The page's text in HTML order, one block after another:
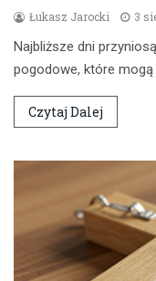
Łukasz Jarocki 3
Najbliższe dni
pogodowe, które
Czytaj Dalej